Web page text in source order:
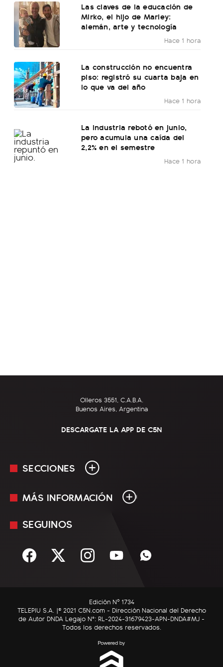
Las claves de la educación de
Mirko, el hijo de Marley:
alemán, arte y tecnología
Hace 1 hora
La construcción no encuentra
piso: registró su cuarta baja en
lo que va del año
Hace 1 hora
La industria rebotó en junio,
pero acumula una caída del
2,2% en el semestre
Hace 1 hora
Olleros 3551, C.A.B.A.
Buenos Aires, Argentina
DESCARGATE LA APP DE C5N
SECCIONES
En Vivo
Sociedad
C5N Autos
RatingCero
MÁS INFORMACIÓN
Mediakit
Términos y condiciones
SEGUINOS
Edición Nº 1734
TELEPIU S.A. |© 2021 C5N.com - Dirección Nacional del Derecho
de Autor DNDA Legajo N°: RL-2024-31679423-APN-DNDA#MJ -
Todos los derechos reservados.